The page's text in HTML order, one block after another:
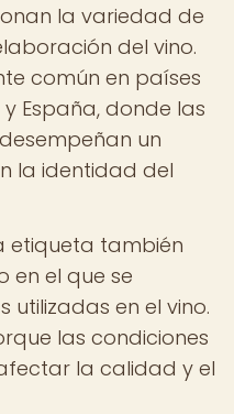
la variedad de
del vino.
común en países
España, donde las
un
la identidad del
etiqueta también
en el que se
utilizadas en el vino.
las condiciones
la calidad y el